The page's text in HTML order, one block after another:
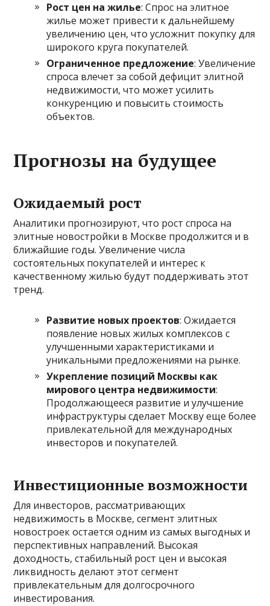
Рост цен на жилье: Спрос на элитное
жилье может привести к дальнейшему
увеличению цен, что усложнит покупку для
широкого круга покупателей.
Ограниченное предложение: Увеличение
спроса влечет за собой дефицит элитной
недвижимости, что может усилить
конкуренцию и повысить стоимость
объектов.
Прогнозы на будущее
Ожидаемый рост
Аналитики прогнозируют, что рост спроса на
элитные новостройки в Москве продолжится и в
ближайшие годы. Увеличение числа
состоятельных покупателей и интерес к
качественному жилью будут поддерживать этот
тренд.
Развитие новых проектов: Ожидается
появление новых жилых комплексов с
улучшенными характеристиками и
уникальными предложениями на рынке.
Укрепление позиций Москвы как
мирового центра недвижимости:
Продолжающееся развитие и улучшение
инфраструктуры сделает Москву еще более
привлекательной для международных
инвесторов и покупателей.
Инвестиционные возможности
Для инвесторов, рассматривающих
недвижимость в Москве, сегмент элитных
новостроек остается одним из самых выгодных и
перспективных направлений. Высокая
доходность, стабильный рост цен и высокая
ликвидность делают этот сегмент
привлекательным для долгосрочного
инвестирования.